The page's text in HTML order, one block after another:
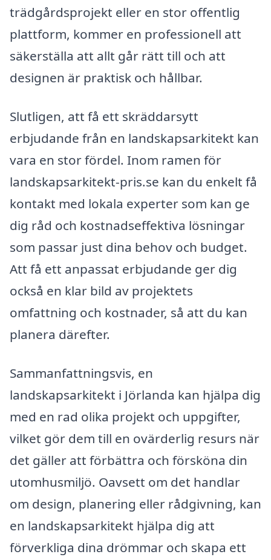
trädgårdsprojekt eller en stor offentlig
plattform, kommer en professionell att
säkerställa att allt går rätt till och att
designen är praktisk och hållbar.
Slutligen, att få ett skräddarsytt
erbjudande från en landskapsarkitekt kan
vara en stor fördel. Inom ramen för
landskapsarkitekt-pris.se kan du enkelt få
kontakt med lokala experter som kan ge
dig råd och kostnadseffektiva lösningar
som passar just dina behov och budget.
Att få ett anpassat erbjudande ger dig
också en klar bild av projektets
omfattning och kostnader, så att du kan
planera därefter.
Sammanfattningsvis, en
landskapsarkitekt i Jörlanda kan hjälpa dig
med en rad olika projekt och uppgifter,
vilket gör dem till en ovärderlig resurs när
det gäller att förbättra och försköna din
utomhusmiljö. Oavsett om det handlar
om design, planering eller rådgivning, kan
en landskapsarkitekt hjälpa dig att
förverkliga dina drömmar och skapa ett